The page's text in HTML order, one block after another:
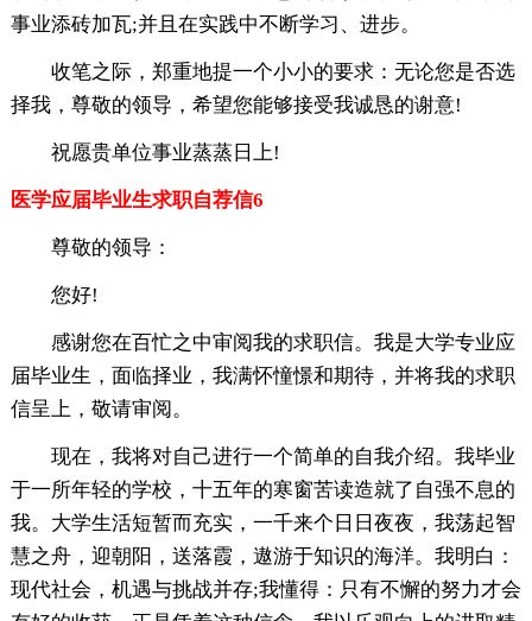
事业添砖加瓦;并且在实践中不断学习、进步。
收笔之际，郑重地提一个小小的要求：无论您是否选
择我，尊敬的领导，希望您能够接受我诚恳的谢意!
祝愿贵单位事业蒸蒸日上!
医学应届毕业生求职自荐信6
尊敬的领导：
您好!
感谢您在百忙之中审阅我的求职信。我是大学专业应
届毕业生，面临择业，我满怀憧憬和期待，并将我的求职
信呈上，敬请审阅。
现在，我将对自己进行一个简单的自我介绍。我毕业
于一所年轻的学校，十五年的寒窗苦读造就了自强不息的
我。大学生活短暂而充实，一千来个日日夜夜，我荡起智
慧之舟，迎朝阳，送落霞，遨游于知识的海洋。我明白：
现代社会，机遇与挑战并存;我懂得：只有不懈的努力才会